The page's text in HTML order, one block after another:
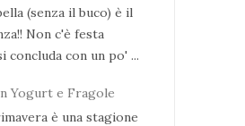
(senza il buco) è il
Non c'è festa
concluda con un po' ...
Yogurt e Fragole
è una stagione